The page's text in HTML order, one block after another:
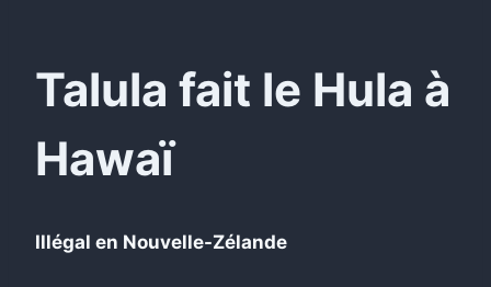
Talula fait le Hula à
Hawaï
Illégal en Nouvelle-Zélande